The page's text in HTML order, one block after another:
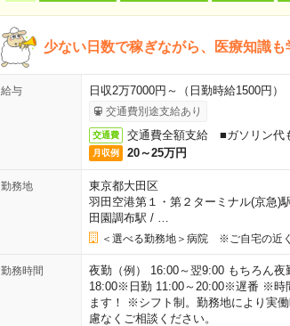
少ない日数で稼ぎながら、医療知識も
給与 日収2万7000円～（日勤時給1500円
交通費別途支給あり
交通費 交通費全額支給 ■ガソリン代
月収例 20～25万円
勤務地
東京都大田区
羽田空港第１・第２ターミナル(京急)
田園調布駅 /
＜選べる勤務地＞病院 ※ご自宅の近
勤務時間
夜勤（例） 16:00～翌9:00 もちろん
18:00※日勤 11:00～20:00※遅番 ※時
ます！ ※シフト制。勤務地により実
慮なくご相談ください。